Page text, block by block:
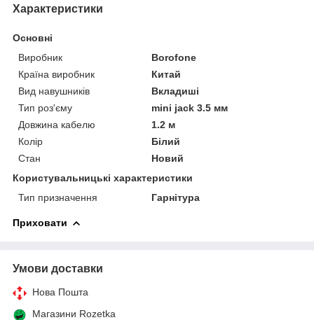
Характеристики
Основні
Виробник
Borofone
Країна виробник
Китай
Вид навушників
Вкладиші
Тип роз'єму
mini jack 3.5 мм
Довжина кабелю
1.2 м
Колір
Білий
Стан
Новий
Користувальницькі характеристики
Тип призначення
Гарнітура
Приховати
Умови доставки
Нова Пошта
Магазини Rozetka